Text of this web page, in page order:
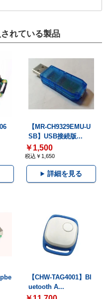
れている製品
【MR-CH9329EMU-U
SB】USB接続版...
￥1,500
税込￥1,650
詳細を見る
【CHW-TAG4001】Bl
uetooth A...